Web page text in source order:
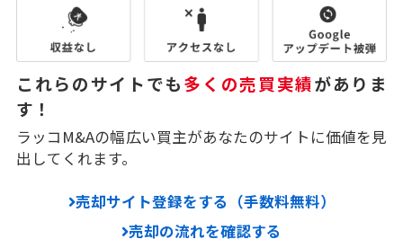
これらのサイトでも多くの売買実績がありま
す！
ラッコM&Aの幅広い買主があなたのサイトに価値を見
出してくれます。
売却サイト登録をする（手数料無料）
売却の流れを確認する